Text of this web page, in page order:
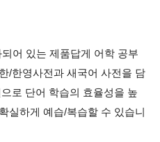
어 있는 제품답게 어학 공부
/한영사전과 새국어 사전을 담
로 단어 학습의 효율성을 높
실하게 예습/복습할 수 있습니